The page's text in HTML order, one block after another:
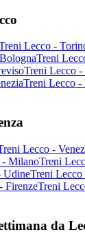
Lecco -
Treni
Treni Lecco -
Treni Lecco
Lecco -
- MilanoTreni
UdineTreni Lecco
FirenzeTreni
da